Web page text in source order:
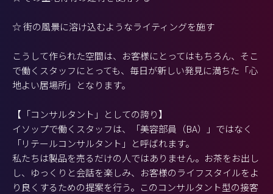
☆ 街の風景に溶け込むようなライティングを施す
こうして作られた空間は、お客様にとってはもちろん、そこ
で働くスタッフにとっても、毎日が新しい発見に満ちた「心
地よい居場所」となります。
【「コンサルタント」としての誇り】
イソップで働くスタッフは、「美容部員（BA）」ではなく
「リテールコンサルタント」と呼ばれます。
私たちは製品を売るだけの人ではありません。お茶をお出し
し、ゆっくりと会話を楽しみ、お客様のライフスタイルをよ
り良くするための提案を行う。このコンサルタント型の接客